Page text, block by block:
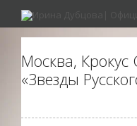
Москва, Крокус
«Звезды